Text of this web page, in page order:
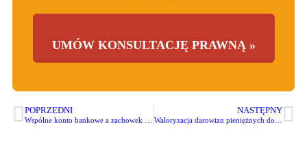
UMÓW KONSULTACJĘ PRAWNĄ »
POPRZEDNI NASTĘPNY